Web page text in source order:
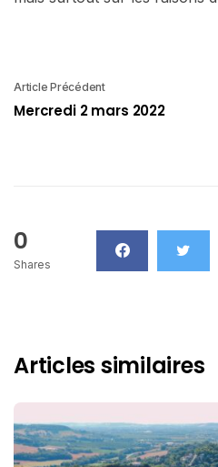
Article Précédent
Mercredi 2 mars 2022
0
Shares
Articles similaires